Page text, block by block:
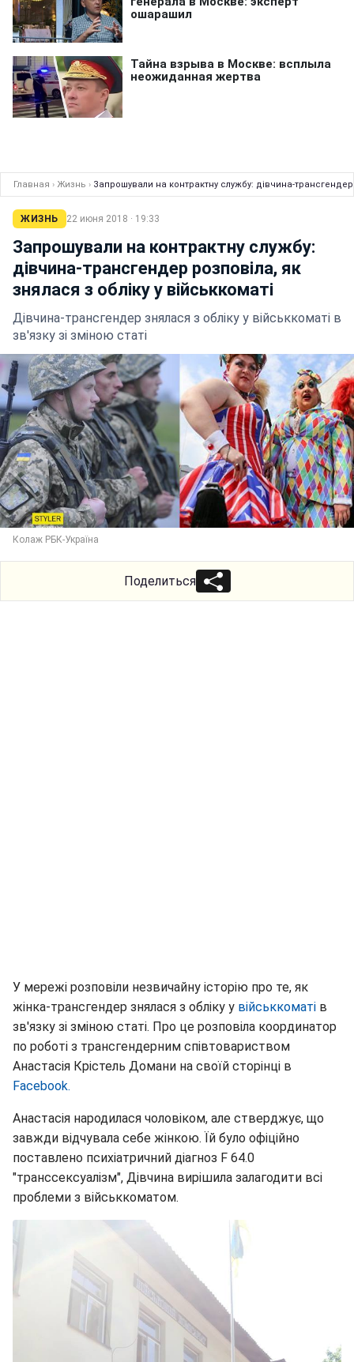
Главная › Жизнь › Запрошували на контрактну службу: дівчина-трансгендер
ЖИЗНЬ 22 июня 2018 · 19:33
Запрошували на контрактну службу:
дівчина-трансгендер розповіла, як
знялася з обліку у військкоматі
Дівчина-трансгендер знялася з обліку у військкоматі в
зв'язку зі зміною статі
Колаж РБК-Україна
Поделиться
У мережі розповіли незвичайну історію про те, як
жінка-трансгендер знялася з обліку у військкоматі в
зв'язку зі зміною статі. Про це розповіла координатор
по роботі з трансгендерним співтовариством
Анастасія Крістель Домани на своїй сторінці в
Facebook.
Анастасія народилася чоловіком, але стверджує, що
завжди відчувала себе жінкою. Їй було офіційно
поставлено психіатричний діагноз F 64.0
"транссексуалізм", Дівчина вирішила залагодити всі
проблеми з військкоматом.